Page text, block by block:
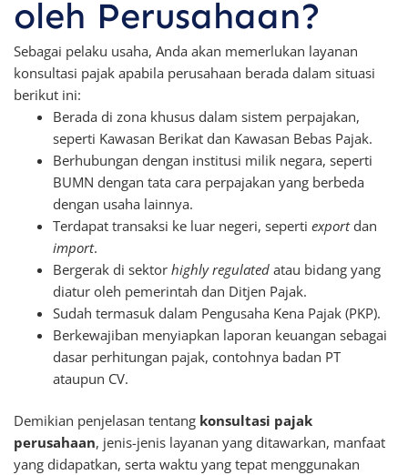
oleh Perusahaan?
Sebagai pelaku usaha, Anda akan memerlukan layanan
konsultasi pajak apabila perusahaan berada dalam situasi
berikut ini:
Berada di zona khusus dalam sistem perpajakan,
seperti Kawasan Berikat dan Kawasan Bebas Pajak.
Berhubungan dengan institusi milik negara, seperti
BUMN dengan tata cara perpajakan yang berbeda
dengan usaha lainnya.
Terdapat transaksi ke luar negeri, sepertiexport dan
import.
Bergerak di sektorhighly regulated atau bidang yang
diatur oleh pemerintah dan Ditjen Pajak.
Sudah termasuk dalam Pengusaha Kena Pajak (PKP).
Berkewajiban menyiapkan laporan keuangan sebagai
dasar perhitungan pajak, contohnya badan PT
ataupun CV.
Demikian penjelasan tentang konsultasi pajak
perusahaan, jenis-jenis layanan yang ditawarkan, manfaat
yang didapatkan, serta waktu yang tepat menggunakan